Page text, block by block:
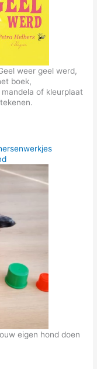
weer geel werd,
boek,
of kleurplaat
eigen hond doen